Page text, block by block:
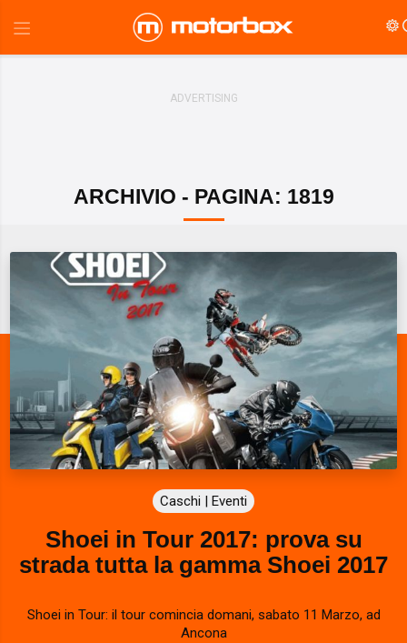
ARCHIVIO - PAGINA: 1819
Caschi | Eventi
Shoei in Tour 2017: prova su
strada tutta la gamma Shoei 2017
Shoei in Tour: il tour comincia domani, sabato 11 Marzo, ad
Ancona